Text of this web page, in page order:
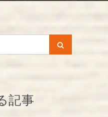
記事